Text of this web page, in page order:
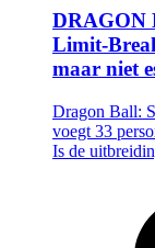
DRAGON
Limit-
maar niet
Dragon Ball:
voegt 33
Is de